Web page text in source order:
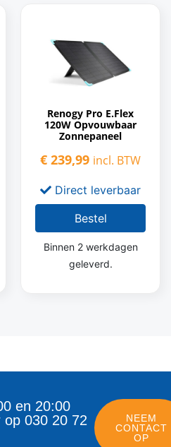
Renogy Pro E.Flex
120W Opvouwbaar
Zonnepaneel
€ 239,99 incl. BTW
Direct leverbaar
Bestel
Binnen 2 werkdagen
geleverd.
en 20:00
op 030 20 72
NEEM
CONTACT
OP